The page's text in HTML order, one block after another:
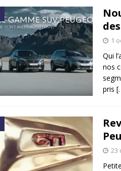
1
Qui
nos
pris
23